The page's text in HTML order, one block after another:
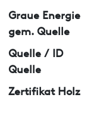
Graue Energie
gem. Quelle
Quelle / ID
Quelle
Zertifikat Holz